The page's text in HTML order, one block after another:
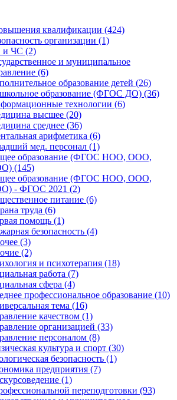
квалификации (424)
организации (1)
и ЧС (2)
и муниципальное
(6)
образование детей (26)
образование (ФГОС ДО) (36)
технологии (6)
высшее (20)
среднее (36)
арифметика (6)
мед. персонал (1)
образование (ФГОС НОО, ООО,
(145)
образование (ФГОС НОО, ООО,
- ФГОС 2021 (2)
питание (6)
труда (6)
помощь (1)
безопасность (4)
(3)
(2)
и психотерапия (18)
работа (7)
сфера (4)
профессиональное образование (10)
тема (16)
качеством (1)
организацией (33)
персоналом (8)
культура и спорт (30)
безопасность (1)
предприятия (7)
(1)
переподготовки (93)